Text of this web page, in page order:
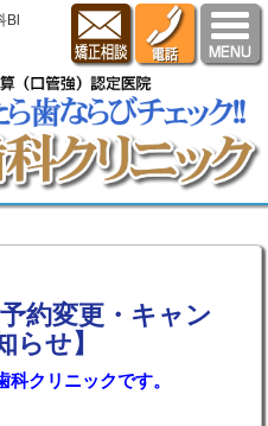
Bl
約変更・キャン
せ】
クリニックです。